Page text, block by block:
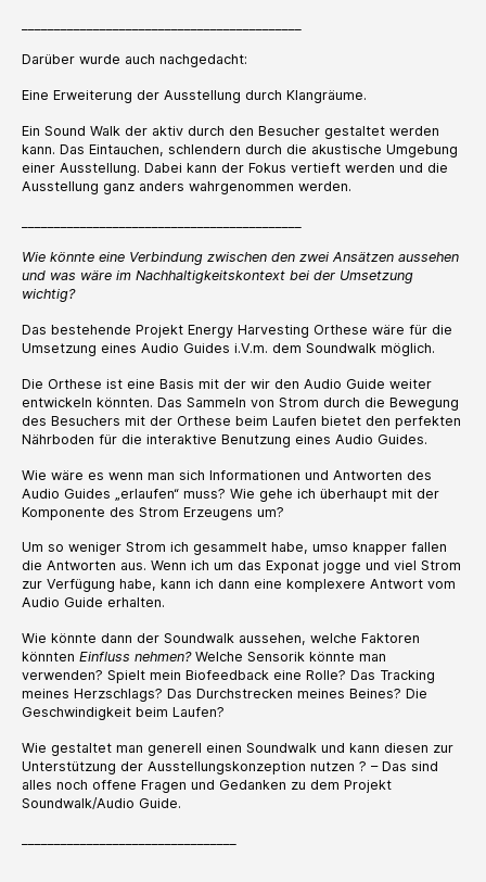
Darüber wurde auch nachgedacht:
Eine Erweiterung der Ausstellung durch Klangräume.
Ein Sound Walk der aktiv durch den Besucher gestaltet werden
kann. Das Eintauchen, schlendern durch die akustische Umgebung
einer Ausstellung. Dabei kann der Fokus vertieft werden und die
Ausstellung ganz anders wahrgenommen werden.
Wie könnte eine Verbindung zwischen den zwei Ansätzen aussehen
und was wäre im Nachhaltigkeitskontext bei der Umsetzung
wichtig?
Das bestehende Projekt Energy Harvesting Orthese wäre für die
Umsetzung eines Audio Guides i.V.m. dem Soundwalk möglich.
Die Orthese ist eine Basis mit der wir den Audio Guide weiter
entwickeln könnten. Das Sammeln von Strom durch die Bewegung
des Besuchers mit der Orthese beim Laufen bietet den perfekten
Nährboden für die interaktive Benutzung eines Audio Guides.
Wie wäre es wenn man sich Informationen und Antworten des
Audio Guides „erlaufen“ muss? Wie gehe ich überhaupt mit der
Komponente des Strom Erzeugens um?
Um so weniger Strom ich gesammelt habe, umso knapper fallen
die Antworten aus. Wenn ich um das Exponat jogge und viel Strom
zur Verfügung habe, kann ich dann eine komplexere Antwort vom
Audio Guide erhalten.
Wie könnte dann der Soundwalk aussehen, welche Faktoren
könnten Einfluss nehmen?Welche Sensorik könnte man
verwenden? Spielt mein Biofeedback eine Rolle? Das Tracking
meines Herzschlags? Das Durchstrecken meines Beines? Die
Geschwindigkeit beim Laufen?
Wie gestaltet man generell einen Soundwalk und kann diesen zur
Unterstützung der Ausstellungskonzeption nutzen ? – Das sind
alles noch offene Fragen und Gedanken zu dem Projekt
Soundwalk/Audio Guide.